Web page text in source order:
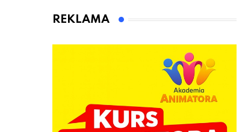
kierownicę w
REKLAMA